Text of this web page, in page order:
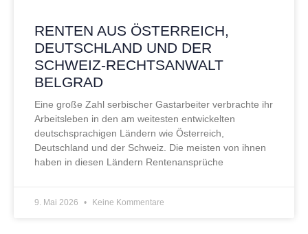
RENTEN AUS ÖSTERREICH,
DEUTSCHLAND UND DER
SCHWEIZ-RECHTSANWALT
BELGRAD
Eine große Zahl serbischer Gastarbeiter verbrachte ihr
Arbeitsleben in den am weitesten entwickelten
deutschsprachigen Ländern wie Österreich,
Deutschland und der Schweiz. Die meisten von ihnen
haben in diesen Ländern Rentenansprüche
9. Mai 2026 Keine Kommentare